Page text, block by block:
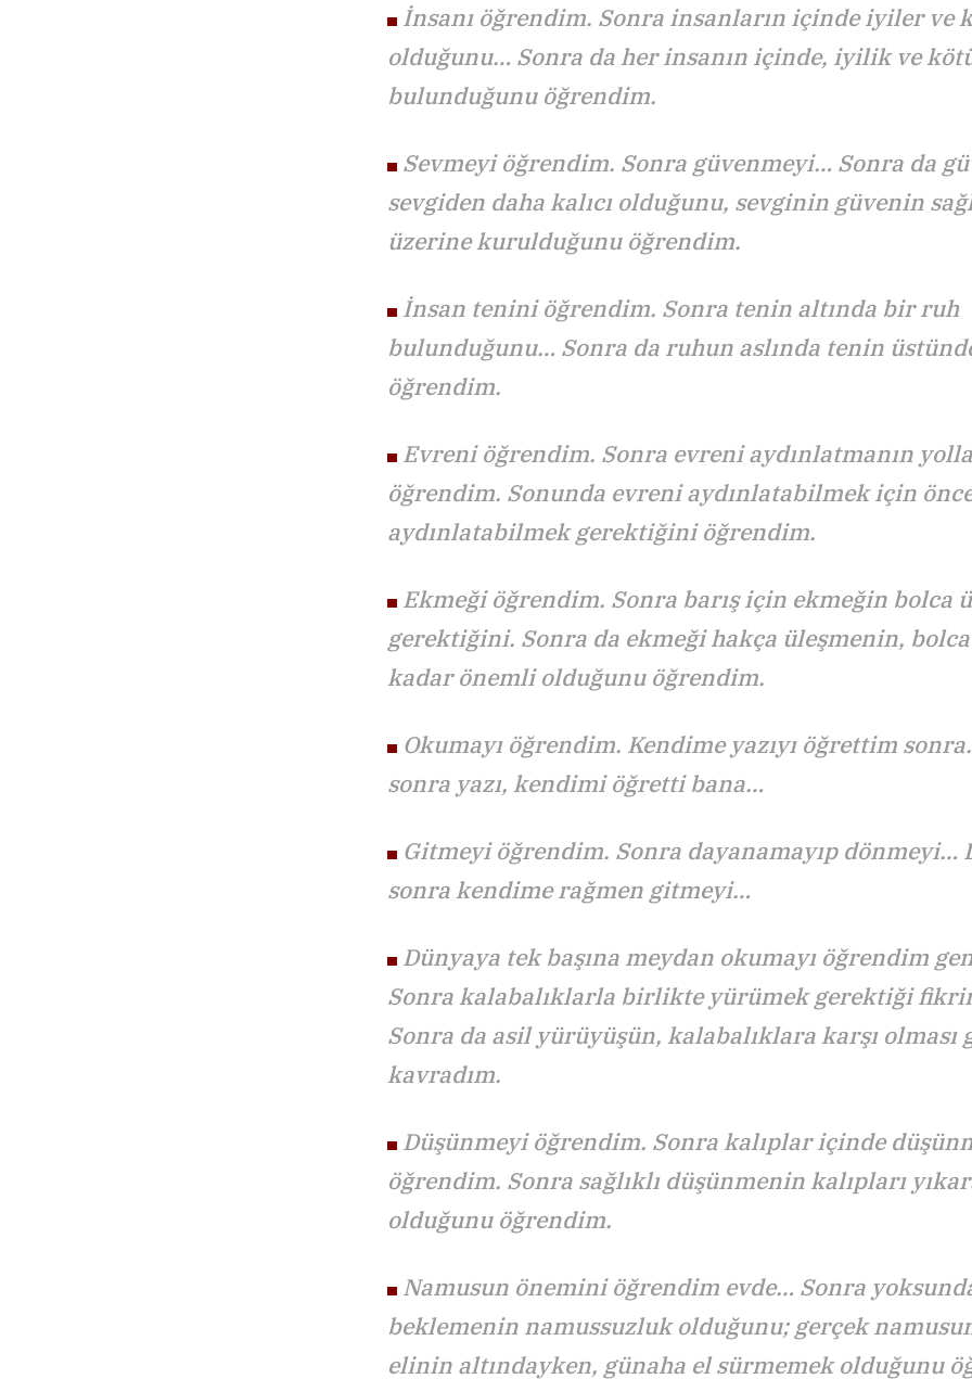
İnsanı öğrendim. Sonra insanların içinde iyiler ve
olduğunu… Sonra da her insanın içinde, iyilik ve
bulunduğunu öğrendim.
Sevmeyi öğrendim. Sonra güvenmeyi… Sonra da
sevgiden daha kalıcı olduğunu, sevginin güvenin
üzerine kurulduğunu öğrendim.
İnsan tenini öğrendim. Sonra tenin altında bir ruh
bulunduğunu… Sonra da ruhun aslında tenin
öğrendim.
Evreni öğrendim. Sonra evreni aydınlatmanın
öğrendim. Sonunda evreni aydınlatabilmek için
aydınlatabilmek gerektiğini öğrendim.
Ekmeği öğrendim. Sonra barış için ekmeğin bolca
gerektiğini. Sonra da ekmeği hakça üleşmenin,
kadar önemli olduğunu öğrendim.
Okumayı öğrendim. Kendime yazıyı öğrettim
sonra yazı, kendimi öğretti bana…
Gitmeyi öğrendim. Sonra dayanamayıp dönmeyi…
sonra kendime rağmen gitmeyi…
Dünyaya tek başına meydan okumayı öğrendim
Sonra kalabalıklarla birlikte yürümek gerektiği
Sonra da asil yürüyüşün, kalabalıklara karşı
kavradım.
Düşünmeyi öğrendim. Sonra kalıplar içinde
öğrendim. Sonra sağlıklı düşünmenin kalıpları
olduğunu öğrendim.
Namusun önemini öğrendim evde… Sonra
beklemenin namussuzluk olduğunu; gerçek
elinin altındayken, günaha el sürmemek olduğunu